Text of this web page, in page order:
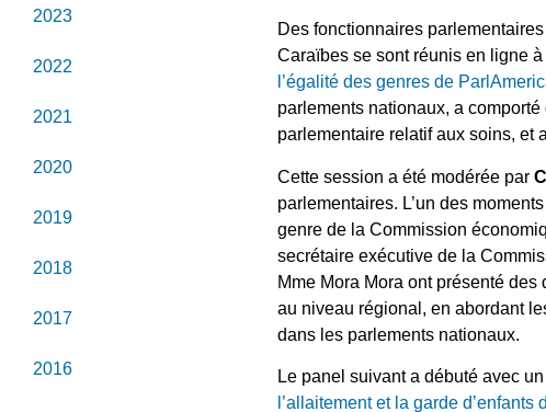
2023
2022
2021
2020
2019
2018
2017
2016
Des fonctionnaires
Caraïbes se sont réunis en ligne
l’égalité des genres de
parlements nationaux, a
parlementaire relatif aux soins, et
Cette session a été modérée par
parlementaires. L’un des
genre de la Commission
secrétaire exécutive de la
Mme Mora Mora ont présenté
au niveau régional, en abordant
dans les parlements nationaux.
Le panel suivant a débuté avec
l’allaitement et la garde